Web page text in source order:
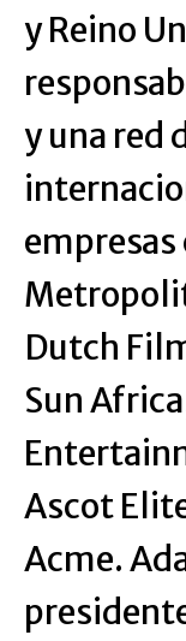
y Reino
y una red
empresas
Dutch
Sun
Ascot
Acme.